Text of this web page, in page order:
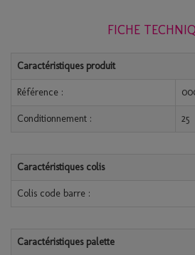
FICHE
Caractéristiques produit
Référence :
Conditionnement : 25
Caractéristiques colis
Colis code barre :
Caractéristiques palette